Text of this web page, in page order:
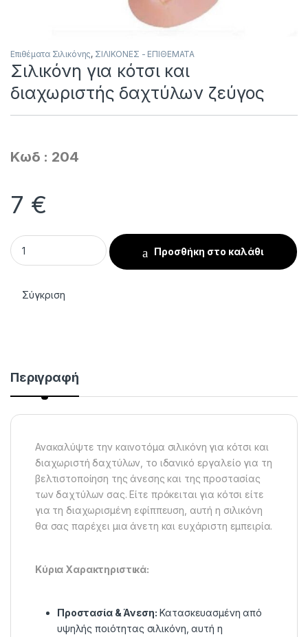
Επιθέματα Σιλικόνης, ΣΙΛΙΚΟΝΕΣ - ΕΠΙΘΕΜΑΤΑ
Σιλικόνη για κότσι και
διαχωριστής δαχτύλων ζεύγος
Κωδ : 204
7 €
Σιλικόνη για κότσι και διαχωριστής δαχτύλων ζεύγος
Προσθήκη στο καλάθι
Σύγκριση
Περιγραφή
Ανακαλύψτε την καινοτόμα σιλικόνη για κότσι και
διαχωριστή δαχτύλων, το ιδανικό εργαλείο για τη
βελτιστοποίηση της άνεσης και της προστασίας
των δαχτύλων σας. Είτε πρόκειται για κότσι είτε
για τη διαχωρισμένη εφίππευση, αυτή η σιλικόνη
θα σας παρέχει μια άνετη και ευχάριστη εμπειρία.
Κύρια Χαρακτηριστικά:
Προστασία & Άνεση: Κατασκευασμένη από
υψηλής ποιότητας σιλικόνη, αυτή η